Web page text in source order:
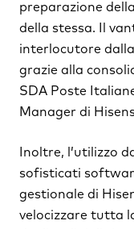
preparazione
della stessa. Il
interlocutore
grazie alla
SDA Poste
Manager di
Inoltre, l’utilizzo
sofisticati
gestionale di
velocizzare tutta